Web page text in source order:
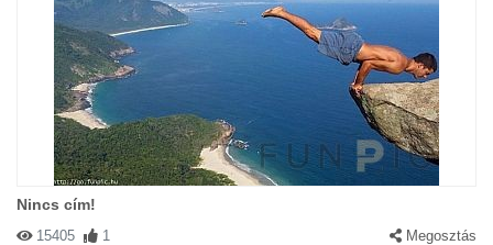
Nincs cím!
15405 1 Megosztás